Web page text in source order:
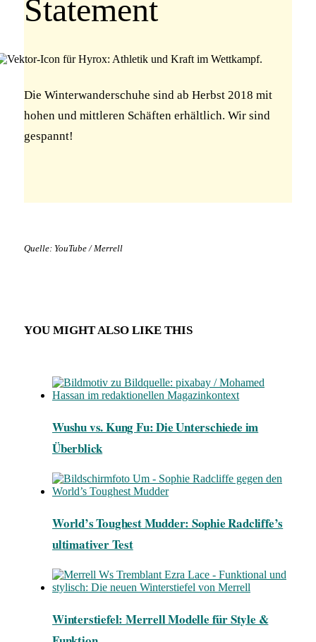
Statement
Die Winterwanderschuhe sind ab Herbst 2018 mit
hohen und mittleren Schäften erhältlich. Wir sind
gespannt!
Quelle: YouTube / Merrell
YOU MIGHT ALSO LIKE THIS
Wushu vs. Kung Fu: Die Unterschiede im
Überblick
World’s Toughest Mudder: Sophie Radcliffe’s
ultimativer Test
Winterstiefel: Merrell Modelle für Style &